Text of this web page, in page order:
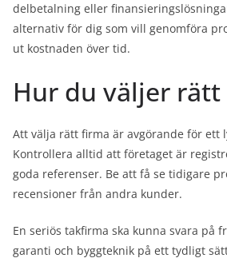
delbetalning eller
alternativ för dig som vill genomföra
ut kostnaden över tid.
Hur du väljer
Att välja rätt firma är avgörande för ett
Kontrollera alltid att företaget är
goda referenser. Be att få se tidigare
recensioner från andra kunder.
En seriös takfirma ska kunna svara på
garanti och byggteknik på ett tydligt